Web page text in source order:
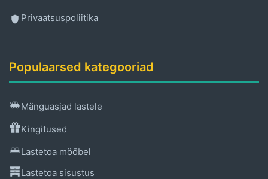
Privaatsuspoliitika
Populaarsed kategooriad
Mänguasjad lastele
Kingitused
Lastetoa mööbel
Lastetoa sisustus